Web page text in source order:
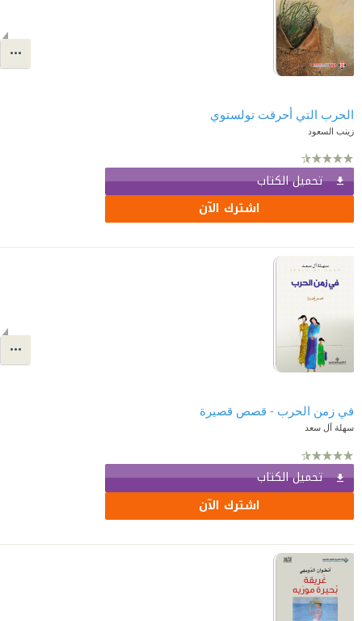
الحرب التي أحرقت تولستوي
زينب السعود
تحميل الكتاب
اشترك الآن
في زمن الحرب - قصص قصيرة
سهلة آل سعد
تحميل الكتاب
اشترك الآن